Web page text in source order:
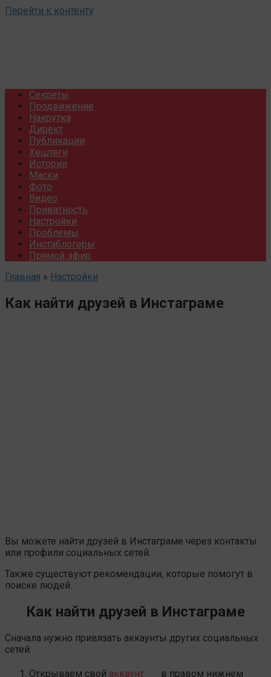
Перейти к контенту
Секреты
Продвижение
Накрутка
Директ
Публикации
Хештеги
Истории
Маски
Фото
Видео
Приватность
Настройки
Проблемы
Инстаблогеры
Прямой эфир
Главная » Настройки
Как найти друзей в Инстаграме
Вы можете найти друзей в Инстаграме через контакты
или профили социальных сетей.
Также существуют рекомендации, которые помогут в
поиске людей.
Как найти друзей в Инстаграме
Сначала нужно привязать аккаунты других социальных
сетей:
Открываем свой аккаунт
в правом нижнем